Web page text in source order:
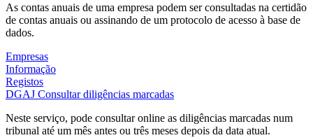
As contas anuais de uma empresa podem ser consultadas na certidão
de contas anuais ou assinando de um protocolo de acesso à base de
dados.
Empresas
Informação
Registos
DGAJ Consultar diligências marcadas
Neste serviço, pode consultar online as diligências marcadas num
tribunal até um mês antes ou três meses depois da data atual.